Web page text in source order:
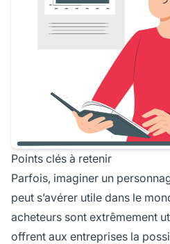
Points clés à retenir
Parfois, imaginer un
peut s’avérer utile dans le
acheteurs sont extrêmement
offrent aux entreprises la